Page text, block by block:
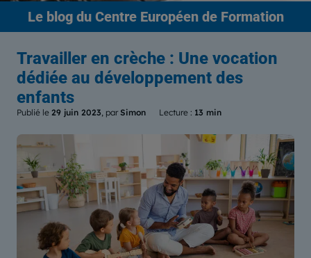
Le blogdu Centre Européen de Formation
Travailler en crèche : Une vocation
dédiée au développement des
enfants
Publié le 29 juin 2023, par Simon Lecture : 13 min